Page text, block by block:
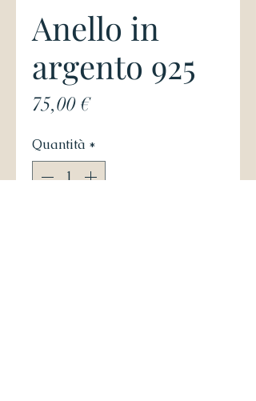
Anello in
argento 925
75,00 €Prezzo
Quantità *